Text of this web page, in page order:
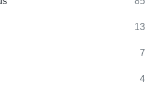
13
7
4